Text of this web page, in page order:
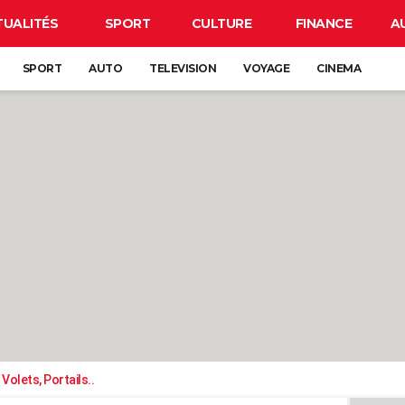
SPORT CULTURE FINANCE
SPORT AUTO TELEVISION VOYAGE CINEMA
Portails..